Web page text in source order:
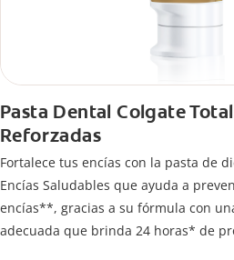
Pasta Dental Colgate
Reforzadas
Fortalece tus encías con la pasta de
Encías Saludables que ayuda a
encías**, gracias a su fórmula con
adecuada que brinda 24 horas* de